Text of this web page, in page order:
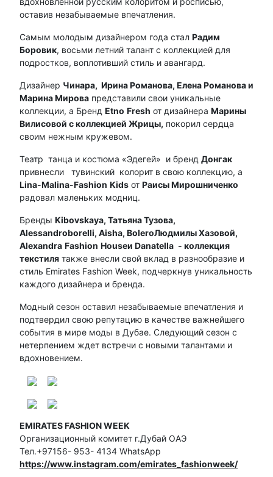
оставив незабываемые впечатления.
Самым молодым дизайнером года стал Радим
Боровик, восьми летний талант с коллекцией для
подростков, воплотивший стиль и авангард.
Дизайнер Чинара, Ирина Романова, Елена Романова и
Марина Мирова представили свои уникальные
коллекции, а Бренд Etno Fresh от дизайнера Марины
Вилисовой с коллекцией Жрицы, покорил сердца
своим нежным кружевом.
Театр танца и костюма «Эдегей» и бренд Донгак
привнесли тувинский колорит в свою коллекцию, а
Lina-Malina-Fashion Kids от Раисы Мирошниченко
радовал маленьких модниц.
Бренды Kibovskaya, Татьяна Тузова,
Alessandroborelli, Aisha, BoleroЛюдмилы Хазовой,
Alexandra Fashion Houseи Danatella - коллекция
текстиля также внесли свой вклад в разнообразие и
стиль Emirates Fashion Week, подчеркнув уникальность
каждого дизайнера и бренда.
Модный сезон оставил незабываемые впечатления и
подтвердил свою репутацию в качестве важнейшего
события в мире моды в Дубае. Следующий сезон с
нетерпением ждет встречи с новыми талантами и
вдохновением.
EMIRATES FASHION WEEK
Организационный комитет г.Дубай ОАЭ
Тел.+97156- 953- 4134 WhatsApp
https://www.instagram.com/emirates_fashionweek/